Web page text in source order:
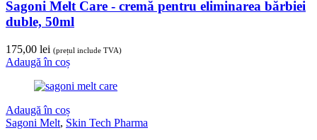
Sagoni Melt Care - cremă pentru eliminarea bărbiei
duble, 50ml
175,00 lei (prețul include TVA)
Adaugă în coș
Adaugă în coș
Sagoni Melt, Skin Tech Pharma